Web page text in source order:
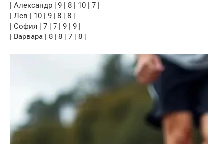
| Александр | 9 | 8 | 10 | 7 |
| Лев | 10 | 9 | 8 | 8 |
| София | 7 | 7 | 9 | 9 |
| Варвара | 8 | 8 | 7 | 8 |